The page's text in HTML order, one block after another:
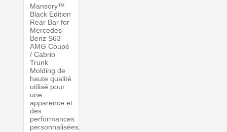
Mansory™
Black Edition
Rear Bar for
Mercedes-
Benz S63
AMG Coupé
/ Cabrio
Trunk
Molding de
haute qualité
utilisé pour
une
apparence et
des
performances
personnalisées.